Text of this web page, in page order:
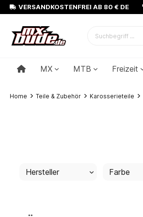
VERSANDKOSTENFREI AB 80 € DE
MX MTB Freizeit
Home Teile & Zubehör Karosserieteile
Hersteller Farbe